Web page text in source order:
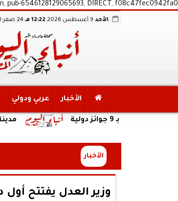
pub-6546128129065693, DIRECT, f08c47fec0942fa0
الأحد 12:22 مـ 24 صفر 1448
الأخبار عربي ودولي
مدينة مصر تسجل مبيعات جديدة بقيمة
الأخبار
وزير العدل يفتتح